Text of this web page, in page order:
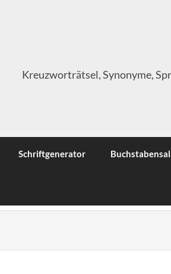
Kreuzworträtsel, Synonyme,
Schriftgenerator